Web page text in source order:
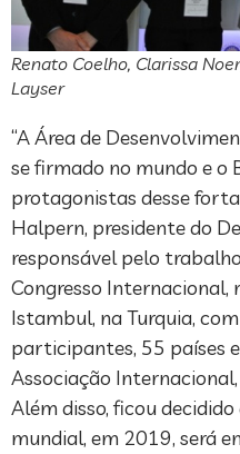
Renato Coelho, Clarissa
Layser
“A Área de
se firmado no mundo e o
protagonistas desse
Halpern, presidente do
responsável pelo trabalho
Congresso Internacional,
Istambul, na Turquia,
participantes, 55 países
Associação
Além disso, ficou
mundial, em 2019, será